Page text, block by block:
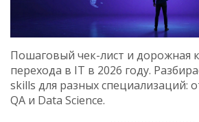
Пошаговый чек-лист и дорожная
перехода в IT в 2026 году.
skills для разных специализаций:
QA и Data Science.